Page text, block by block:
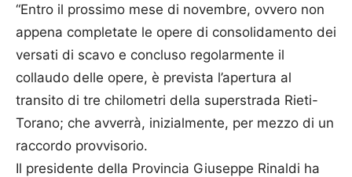
“Entro il prossimo mese di novembre, ovvero non
appena completate le opere di consolidamento dei
versati di scavo e concluso regolarmente il
collaudo delle opere, è prevista l’apertura al
transito di tre chilometri della superstrada Rieti-
Torano; che avverrà, inizialmente, per mezzo di un
raccordo provvisorio.
Il presidente della Provincia Giuseppe Rinaldi ha